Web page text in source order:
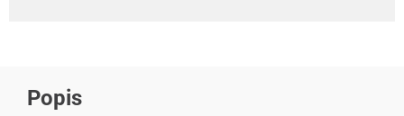
Popis